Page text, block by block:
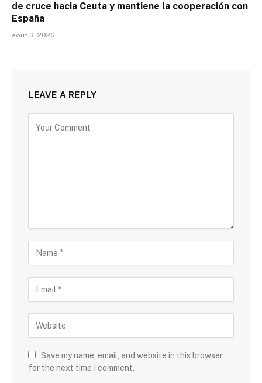
de cruce hacia Ceuta y mantiene la cooperación con
España
août 3, 2026
LEAVE A REPLY
Save my name, email, and website in this browser
for the next time I comment.